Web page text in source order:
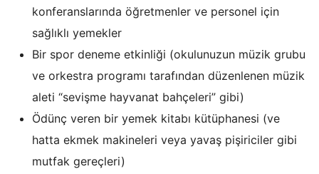
konferanslarında öğretmenler ve personel için
sağlıklı yemekler
Bir spor deneme etkinliği (okulunuzun müzik grubu
ve orkestra programı tarafından düzenlenen müzik
aleti “sevişme hayvanat bahçeleri” gibi)
Ödünç veren bir yemek kitabı kütüphanesi (ve
hatta ekmek makineleri veya yavaş pişiriciler gibi
mutfak gereçleri)